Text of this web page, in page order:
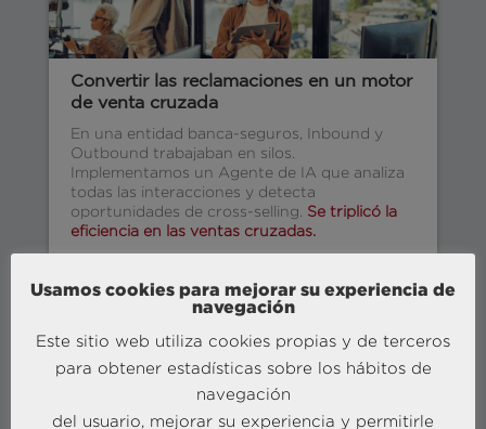
Convertir las reclamaciones en un motor
de venta cruzada
En una entidad banca-seguros, Inbound y
Outbound trabajaban en silos.
Implementamos un Agente de IA que analiza
todas las interacciones y detecta
oportunidades de cross-selling. Se triplicó la
eficiencia en las ventas cruzadas.
Saber más
Conoce todos los casos de éxito
Usamos cookies para mejorar su experiencia de
navegación
Este sitio web utiliza cookies propias y de terceros
para obtener estadísticas sobre los hábitos de
navegación
del usuario, mejorar su experiencia y permitirle